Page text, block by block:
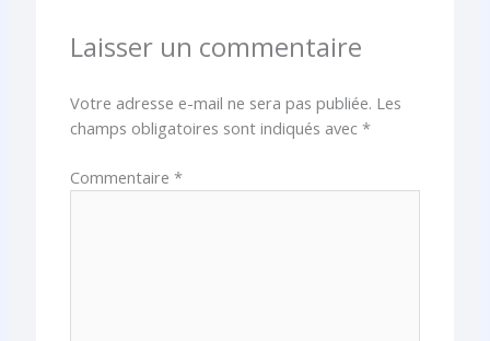
Laisser un commentaire
Votre adresse e-mail ne sera pas publiée. Les
champs obligatoires sont indiqués avec*
Commentaire*